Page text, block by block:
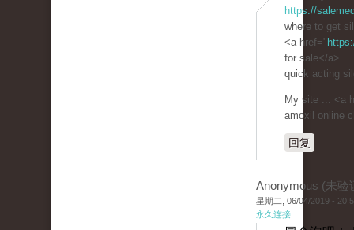
https://
where to get
<a href="
for sale</a>
quick acting
My site ... <a
amoxil online
回复
Anonymous (未验
星期二, 06/04/2019 -
永久连接